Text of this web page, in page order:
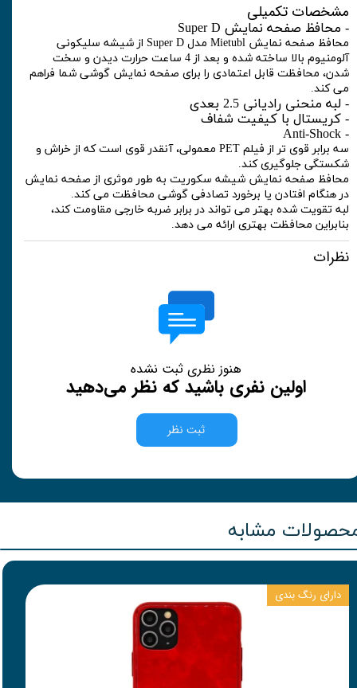
مشخصات تکمیلی
- محافظ صفحه نمایش Super D
محافظ صفحه نمایش Mietubl مدل Super D از شیشه سلیکونی
آلومنیوم بالا ساخته شده و بعد از 4 ساعت حرارت دیدن و سخت
شدن، محافظت قابل اعتمادی را برای صفحه نمایش گوشی شما فراهم
می کند.
- لبه منحنی رادیانی 2.5 بعدی
- کریستال با کیفیت شفاف
- Anti-Shock
سه برابر قوی تر از فیلم PET معمولی، آنقدر قوی است که از خراش و
شکستگی جلوگیری کند.
محافظ صفحه نمایش شیشه سکوریت به طور موثری از صفحه نمایش
در هنگام افتادن یا برخورد تصادفی گوشی محافظت می کند.
لبه تقویت شده بهتر می تواند در برابر ضربه خارجی مقاومت کند،
بنابراین محافظت بهتری ارائه می دهد.
نظرات
هنوز نظری ثبت نشده
اولین نفری باشید که نظر می‌دهید
ثبت نظر
مشابه
دارای رنگ بندی